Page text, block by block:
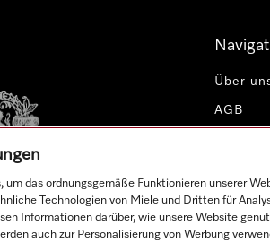
Über
AGB
das ordnungsgemäße Funktionieren unserer
Technologien von Miele und Dritten für
Informationen darüber, wie unsere Website
auch zur Personalisierung von Werbung